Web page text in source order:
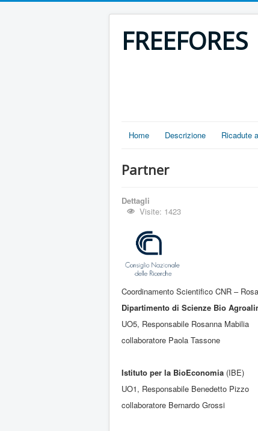
FREEFORES
Home Descrizione Ricadute
Partner
Dettagli
Visite: 1423
Coordinamento Scientifico CNR –
Dipartimento di Scienze Bio
UO5, Responsabile Rosanna Mabilia
collaboratore Paola Tassone
Istituto per la BioEconomia (IBE)
UO1, Responsabile Benedetto Pizzo
collaboratore Bernardo Grossi